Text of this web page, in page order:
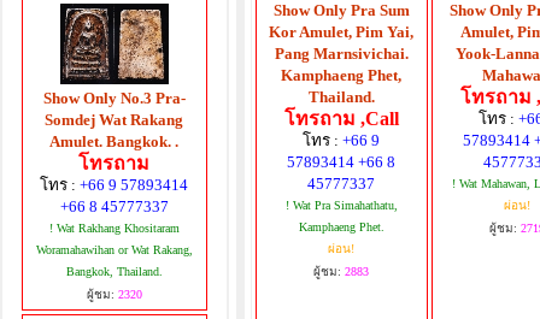
Show Only No.3 Pra-
Somdej Wat Rakang
Amulet. Bangkok. .
โทรถาม
โทร :+66 9 57893414
+66 8 45777337
! Wat Rakhang Khositaram
Woramahawihan or Wat Rakang,
Bangkok, Thailand.
ผู้ชม: 2320
Show Only Pra Sum
Kor Amulet, Pim Yai,
Pang Marnsivichai.
Kamphaeng Phet,
Thailand.
โทรถาม ,Call
โทร :+66 9
57893414 +66 8
45777337
! Wat Pra Simahathatu,
Kamphaeng Phet.
ผ่อน!
ผู้ชม: 2883
Show Only
Amulet,
Yook-
โทรถาม
โทร :
57893414
! Wat Mahawan,
ผ่อน!
ผู้ชม: